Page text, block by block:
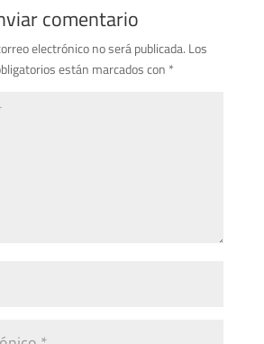
comentario
electrónico no será publicada. Los
están marcados con *